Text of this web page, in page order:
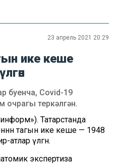
23 апрель 2021 20:29
ике кеше
буенча, Covid-19
очрагы теркәлгән.
Татарстанда
тагын ике кеше — 1948
атлар үлгән.
экспертиза